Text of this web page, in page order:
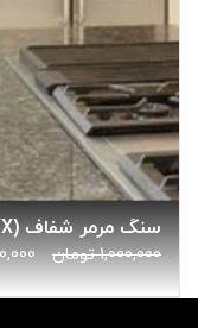
1,000,000 تومان